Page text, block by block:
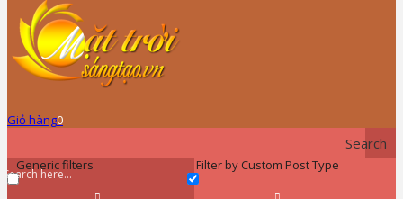
Giỏ hàng0
Search
Generic filters Filter by Custom Post Type